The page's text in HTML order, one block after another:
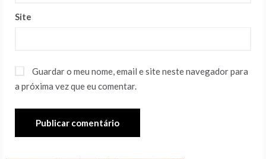
Site
Guardar o meu nome, email e site neste navegador para
a próxima vez que eu comentar.